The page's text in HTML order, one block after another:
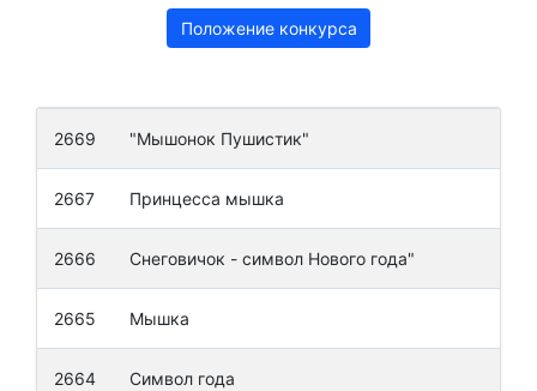
Положение конкурса
2669 "Мышонок Пушистик"
2667 Принцесса мышка
2666 Снеговичок - символ Нового года"
2665 Мышка
2664 Символ года